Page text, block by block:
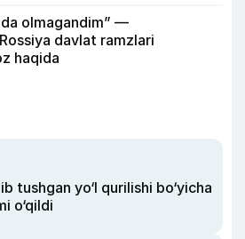
olmagandim” —
davlat ramzlari
haqida
tushgan yo‘l qurilishi bo‘yicha
o‘qildi